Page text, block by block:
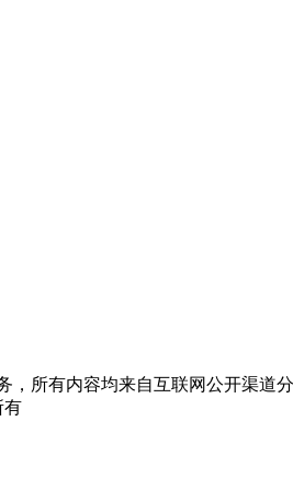
所有内容均来自互联网公开渠道
有